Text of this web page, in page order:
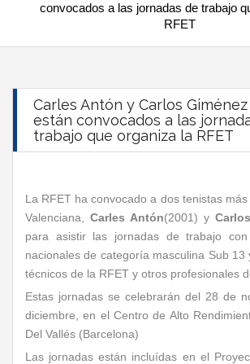
convocados a las jornadas de trabajo
RFET
Carles Antón y Carlos
están convocados a las
trabajo que organiza la RFET
La RFET ha convocado a dos tenistas
Valenciana, Carles Antón(2001) y
para asistir las jornadas de trabajo
nacionales de categoría masculina Sub 13
técnicos de la RFET y otros profesionales
Estas jornadas se celebrarán del 28 de
diciembre, en el Centro de Alto
Del Vallés (Barcelona)
Las jornadas están incluídas en el